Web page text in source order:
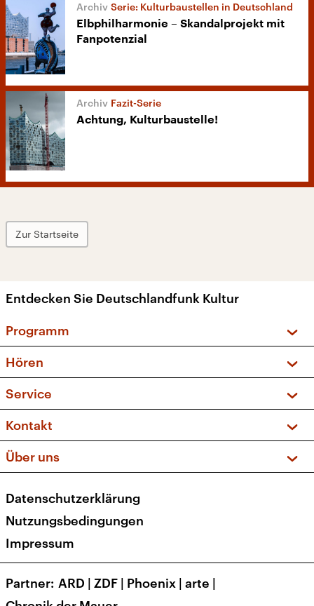
Serie: Kulturbaustellen in Deutschland
Elbphilharmonie – Skandalprojekt mit
Fanpotenzial
Fazit-Serie
Achtung, Kulturbaustelle!
Zur Startseite
Entdecken Sie Deutschlandfunk Kultur
Programm
Sendungen und Podcasts
Musikliste
Kakadu – Das Kinderprogramm
Hören
Frequenzen (UKW + DAB+)
Service
FAQ
Apps
Newsletter
Kontakt
Social Media
Über uns
Presse
Karriere
Transparenz
Datenschutzerklärung
Nutzungsbedingungen
Impressum
Partner ARD | ZDF | Phoenix | arte |